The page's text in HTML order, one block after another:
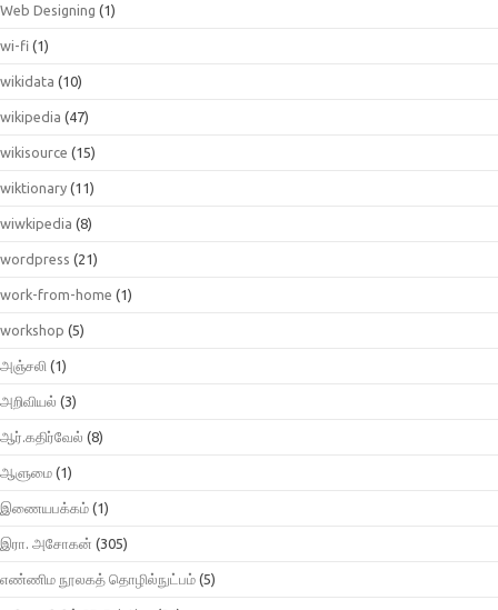
Web Designing (1)
wi-fi (1)
wikidata (10)
wikipedia (47)
wikisource (15)
wiktionary (11)
wiwkipedia (8)
wordpress (21)
work-from-home (1)
workshop (5)
அஞ்சலி (1)
அறிவியல் (3)
ஆர்.கதிர்வேல் (8)
ஆளுமை (1)
இணையபக்கம் (1)
இரா. அசோகன் (305)
எண்ணிம நூலகத் தொழில்நுட்பம் (5)